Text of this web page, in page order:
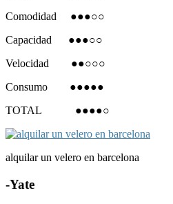
Comodidad ●●●○○
Capacidad ●●●○○
Velocidad ●●○○○
Consumo ●●●●●
TOTAL ●●●●○
alquilar un velero en barcelona
-Yate